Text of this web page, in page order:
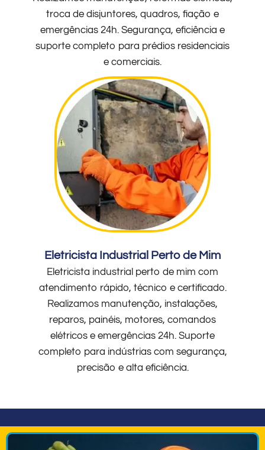
troca de disjuntores, quadros, fiação e
emergências 24h. Segurança, eficiência e
suporte completo para prédios residenciais
e comerciais.
Eletricista Industrial Perto de Mim
Eletricista industrial perto de mim com
atendimento rápido, técnico e certificado.
Realizamos manutenção, instalações,
reparos, painéis, motores, comandos
elétricos e emergências 24h. Suporte
completo para indústrias com segurança,
precisão e alta eficiência.